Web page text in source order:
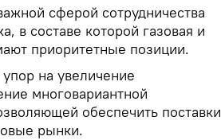
сферой сотрудничества
в составе которой газовая и
приоритетные позиции.
на увеличение
многовариантной
обеспечить поставки
рынки.